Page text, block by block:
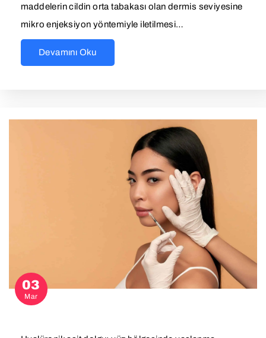
maddelerin cildin orta tabakası olan dermis seviyesine
mikro enjeksiyon yöntemiyle iletilmesi…
Devamını Oku
03
Mar